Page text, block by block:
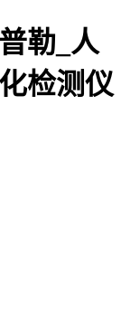
勒_人
检测仪